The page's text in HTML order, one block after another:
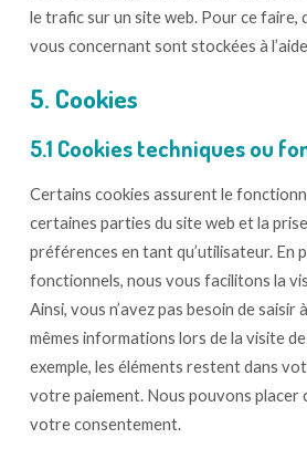
le trafic sur un site web. Pour ce faire,
vous concernant sont stockées à
5. Cookies
5.1 Cookies techniques ou
Certains cookies assurent le
certaines parties du site web et la
préférences en tant qu’utilisateur. En
fonctionnels, nous vous facilitons la
Ainsi, vous n’avez pas besoin de saisir
mêmes informations lors de la visite
exemple, les éléments restent dans
votre paiement. Nous pouvons placer
votre consentement.